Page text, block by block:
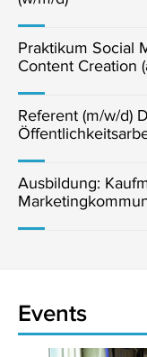
Praktikum Social
Content Creation
Referent (m/w/d)
Ausbildung:
Events